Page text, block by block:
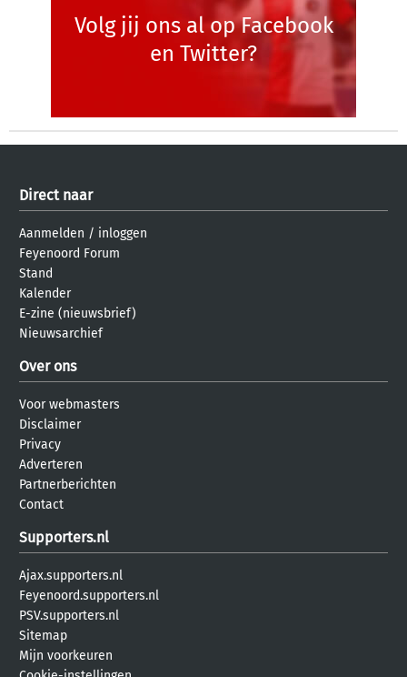
Volg jij ons al op Facebook
en Twitter?
Direct naar
Aanmelden / inloggen
Feyenoord Forum
Stand
Kalender
E-zine (nieuwsbrief)
Nieuwsarchief
Over ons
Voor webmasters
Disclaimer
Privacy
Adverteren
Partnerberichten
Contact
Supporters.nl
Ajax.supporters.nl
Feyenoord.supporters.nl
PSV.supporters.nl
Sitemap
Mijn voorkeuren